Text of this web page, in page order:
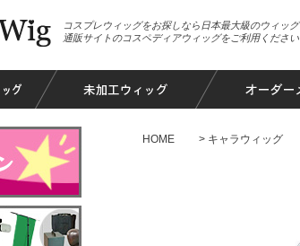
コスプレウィッグをお探しなら日本最大級のウィッグ
通販サイトのコスペディアウィッグをご利用ください
HOME キャラウィッグ